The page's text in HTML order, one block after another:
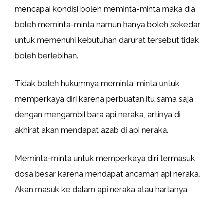
mencapai kondisi boleh meminta-minta maka dia
boleh meminta-minta namun hanya boleh sekedar
untuk memenuhi kebutuhan darurat tersebut tidak
boleh berlebihan.
Tidak boleh hukumnya meminta-minta untuk
memperkaya diri karena perbuatan itu sama saja
dengan mengambil bara api neraka, artinya di
akhirat akan mendapat azab di api neraka.
Meminta-minta untuk memperkaya diri termasuk
dosa besar karena mendapat ancaman api neraka.
Akan masuk ke dalam api neraka atau hartanya